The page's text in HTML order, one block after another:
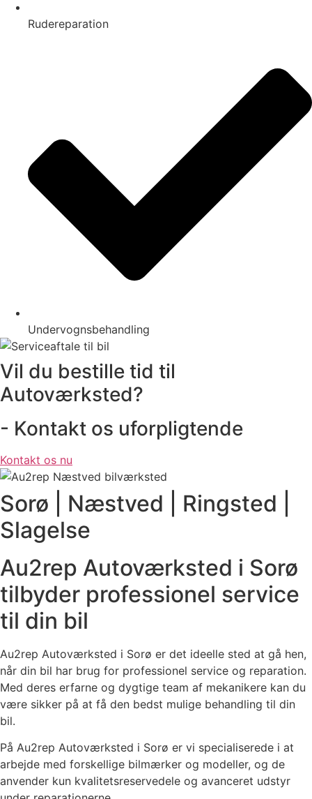
Rudereparation
Undervognsbehandling
Vil du bestille tid til
Autoværksted?
- Kontakt os uforpligtende
Kontakt os nu
Sorø | Næstved | Ringsted |
Slagelse
Au2rep Autoværksted i Sorø
tilbyder professionel service
til din bil
Au2rep Autoværksted i Sorø er det ideelle sted at gå hen,
når din bil har brug for professionel service og reparation.
Med deres erfarne og dygtige team af mekanikere kan du
være sikker på at få den bedst mulige behandling til din
bil.
På Au2rep Autoværksted i Sorø er vi specialiserede i at
arbejde med forskellige bilmærker og modeller, og de
anvender kun kvalitetsreservedele og avanceret udstyr